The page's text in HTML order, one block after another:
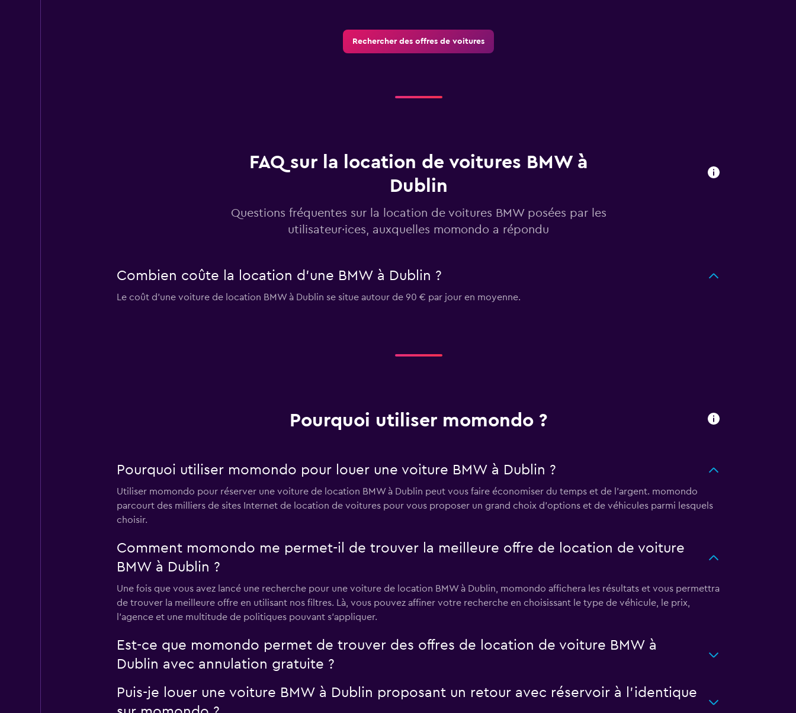
Rechercher des offres de voitures
FAQ sur la location de voitures BMW à
Dublin
Questions fréquentes sur la location de voitures BMW posées par les
utilisateur·ices, auxquelles momondo a répondu
Combien coûte la location d'une BMW à Dublin ?
Le coût d'une voiture de location BMW à Dublin se situe autour de 90 € par jour en moyenne.
Pourquoi utiliser momondo ?
Pourquoi utiliser momondo pour louer une voiture BMW à Dublin ?
Utiliser momondo pour réserver une voiture de location BMW à Dublin peut vous faire économiser du temps et de l'argent. momondo
parcourt des milliers de sites Internet de location de voitures pour vous proposer un grand choix d'options et de véhicules parmi lesquels
choisir.
Comment momondo me permet-il de trouver la meilleure offre de location de voiture
BMW à Dublin ?
Une fois que vous avez lancé une recherche pour une voiture de location BMW à Dublin, momondo affichera les résultats et vous permettra
de trouver la meilleure offre en utilisant nos filtres. Là, vous pouvez affiner votre recherche en choisissant le type de véhicule, le prix,
l'agence et une multitude de politiques pouvant s'appliquer.
Est-ce que momondo permet de trouver des offres de location de voiture BMW à
Dublin avec annulation gratuite ?
Puis-je louer une voiture BMW à Dublin proposant un retour avec réservoir à l'identique